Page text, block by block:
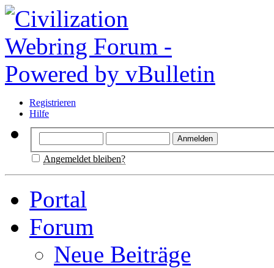
Registrieren
Hilfe
Angemeldet bleiben?
Portal
Forum
Neue Beiträge